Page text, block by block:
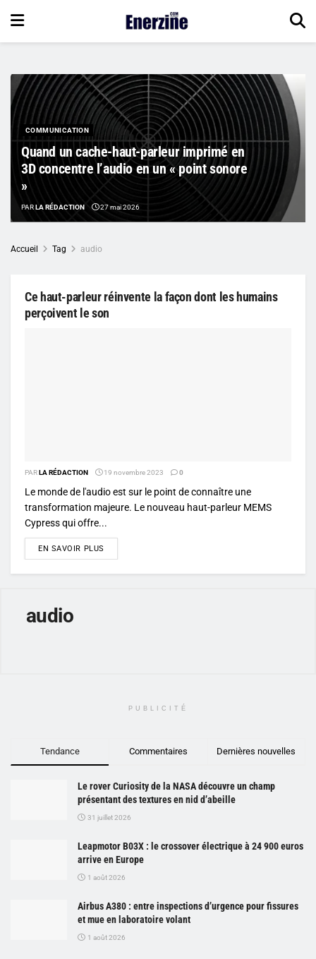
COMMUNICATION
Quand un cache-haut-parleur imprimé en
3D concentre l’audio en un « point sonore
»
PARLA RÉDACTION 27 mai 2026
Accueil Tag audio
Ce haut-parleur réinvente la façon dont les humains
perçoivent le son
PARLA RÉDACTION 19 novembre 2023 0
Le monde de l'audio est sur le point de connaître une
transformation majeure. Le nouveau haut-parleur MEMS
Cypress qui offre...
EN SAVOIR PLUS
audio
PUBLICITÉ
Tendance Commentaires Dernières nouvelles
Le rover Curiosity de la NASA découvre un champ
présentant des textures en nid d’abeille
31 juillet 2026
Leapmotor B03X : le crossover électrique à 24 900 euros
arrive en Europe
1 août 2026
Airbus A380 : entre inspections d’urgence pour fissures
et mue en laboratoire volant
1 août 2026